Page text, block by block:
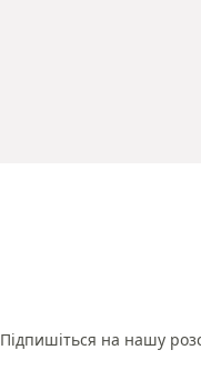
Підпишіться на нашу